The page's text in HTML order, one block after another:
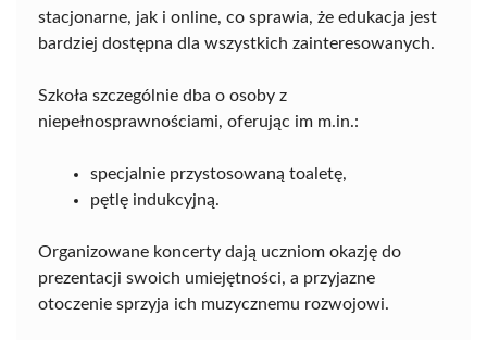
stacjonarne, jak i online, co sprawia, że edukacja jest
bardziej dostępna dla wszystkich zainteresowanych.
Szkoła szczególnie dba o osoby z
niepełnosprawnościami, oferując im m.in.:
specjalnie przystosowaną toaletę,
pętlę indukcyjną.
Organizowane koncerty dają uczniom okazję do
prezentacji swoich umiejętności, a przyjazne
otoczenie sprzyja ich muzycznemu rozwojowi.